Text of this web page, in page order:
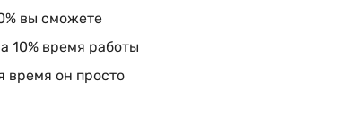
вы сможете
10% время работы
время он просто